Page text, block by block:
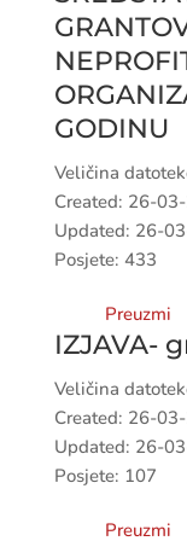
GODINU
Veličina
Created: 26-
Updated: 26-
Posjete: 433
Preuzmi
IZJAVA-
Veličina
Created: 26-
Updated: 26-
Posjete: 107
Preuzmi